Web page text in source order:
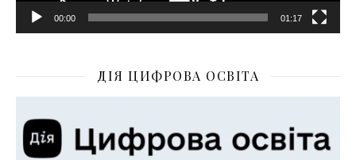
00:00 01:17
ДІЯ ЦИФРОВА ОСВІТА